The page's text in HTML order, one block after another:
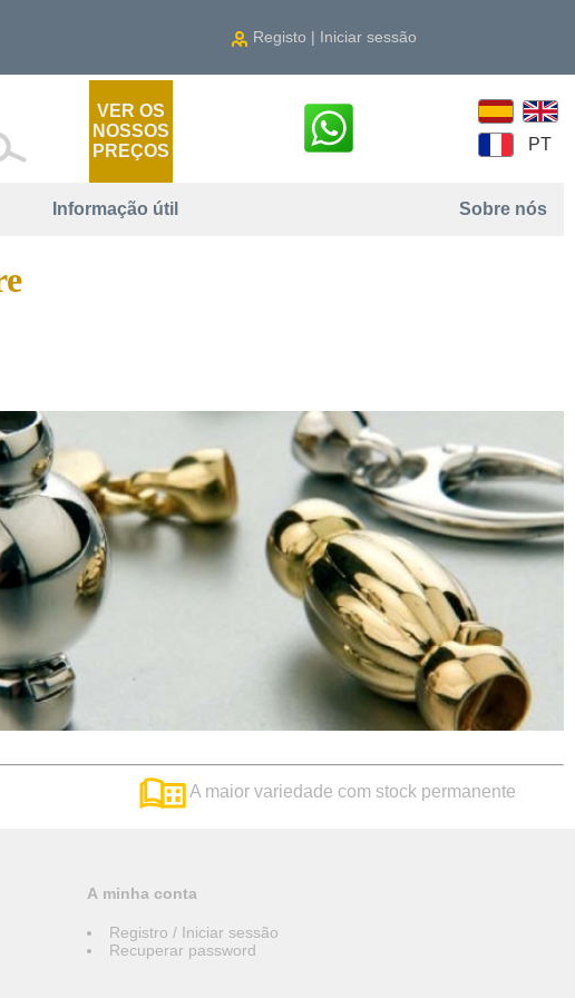
Registo | Iniciar sessão
VER OS
NOSSOS
PREÇOS
PT
Informação útil Sobre nós
A maior variedade com stock permanente
A minha conta
Registro / Iniciar sessão
Recuperar password